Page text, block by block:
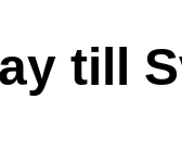
till